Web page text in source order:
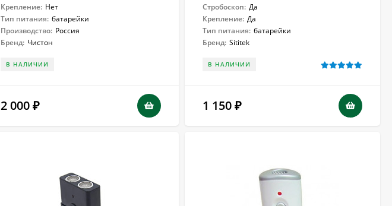
Крепление: Нет
Тип питания: батарейки
Производство: Россия
Бренд: Чистон
В НАЛИЧИИ
2 000₽
Стробоскоп: Да
Крепление: Да
Тип питания: батарейки
Бренд: Sititek
В НАЛИЧИИ
1 150 ₽